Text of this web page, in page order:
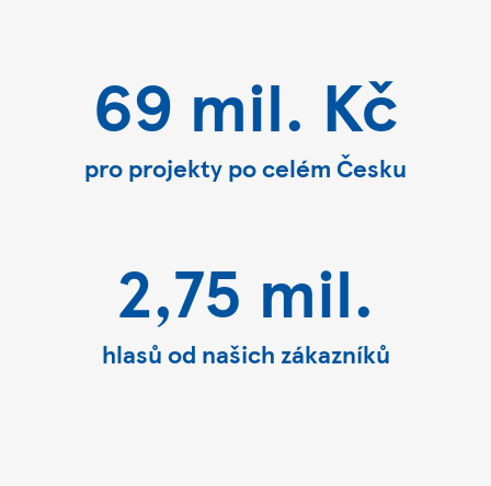
69 mil. Kč
pro projekty po celém Česku
2,75 mil.
hlasů od našich zákazníků